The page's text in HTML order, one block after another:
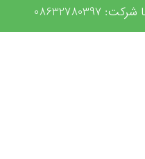
08632780397